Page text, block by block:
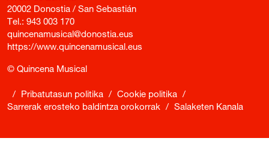
20002 Donostia / San Sebastián
Tel.: 943 003 170
quincenamusical@donostia.eus
https://www.quincenamusical.eus
© Quincena Musical
/ Pribatutasun politika / Cookie politika /
Sarrerak erosteko baldintza orokorrak / Salaketen Kanala